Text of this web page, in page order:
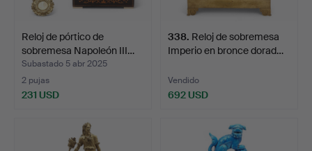
Reloj de pórtico de
sobremesa Napoleón III…
Subastado 5 abr 2025
2 pujas
231 USD
338. Reloj de sobremesa
Imperio en bronce dorad…
Vendido
692 USD